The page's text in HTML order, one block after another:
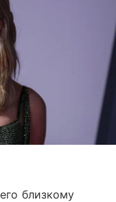
близкому